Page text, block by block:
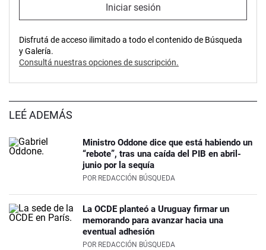
Iniciar sesión
Disfrutá de acceso ilimitado a todo el contenido de Búsqueda
y Galería.
Consultá nuestras opciones de suscripción.
LEÉ ADEMÁS
Ministro Oddone dice que está habiendo un
“rebote”, tras una caída del PIB en abril-
junio por la sequía
POR REDACCIÓN BÚSQUEDA
La OCDE planteó a Uruguay firmar un
memorando para avanzar hacia una
eventual adhesión
POR REDACCIÓN BÚSQUEDA